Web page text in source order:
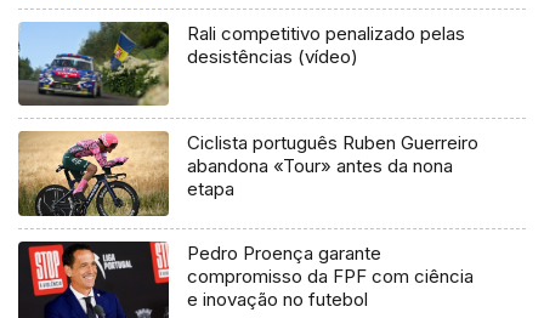
Rali competitivo penalizado pelas
desistências (vídeo)
Ciclista português Ruben Guerreiro
abandona «Tour» antes da nona
etapa
Pedro Proença garante
compromisso da FPF com ciência
e inovação no futebol